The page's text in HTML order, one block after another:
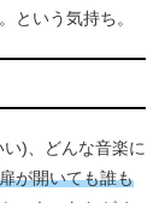
という気持ち。
)、どんな音楽に
が開いても誰も